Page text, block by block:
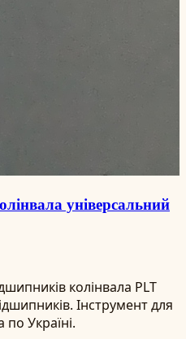
універсальний
колінвала PLT
Інструмент для
по Україні.